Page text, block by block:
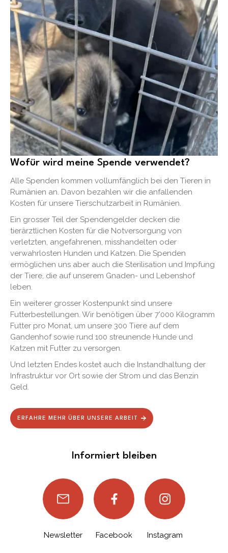
Wofür wird meine Spende verwendet?
Alle Spenden kommen vollumfänglich bei den Tieren in
Rumänien an. Davon bezahlen wir die anfallenden
Kosten für unsere Tierschutzarbeit in Rumänien.
Ein grosser Teil der Spendengelder decken die
tierärztlichen Kosten für die Notversorgung von
verletzten, angefahrenen, misshandelten oder
verwahrlosten Hunden und Katzen. Die Spenden
ermöglichen uns aber auch die Sterilisation und Impfung
der Tiere, die auf unserem Gnaden- und Lebenshof
leben.
Ein weiterer grosser Kostenpunkt sind unsere
Futterbestellungen. Wir benötigen über 7'000 Kilogramm
Futter pro Monat, um unsere 300 Tiere auf dem
Gandenhof sowie rund 100 streunende Hunde und
Katzen mit Futter zu versorgen.
Und letzten Endes kostet auch die Instandhaltung der
Infrastruktur vor Ort sowie der Strom und das Benzin
Geld.
ERFAHRE MEHR ÜBER UNSERE ARBEIT
Informiert bleiben
Newsletter Facebook Instagram